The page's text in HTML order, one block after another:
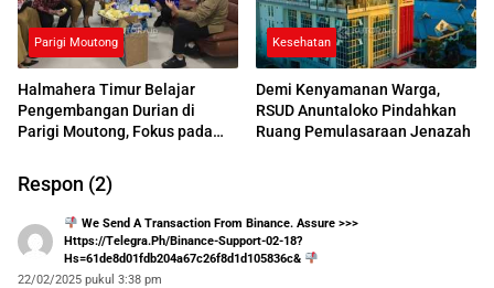
Parigi Moutong
Halmahera Timur Belajar
Pengembangan Durian di
Parigi Moutong, Fokus pada
Kesehatan
Demi Kenyamanan Warga,
RSUD Anuntaloko Pindahkan
Ruang Pemulasaraan Jenazah
Respon (2)
We Send A Transaction From Binance. Assure >>>
Https://telegra.ph/Binance-Support-02-18?
Hs=61de8d01fdb204a67c26f8d1d105836c&
22/02/2025 pukul 3:38 pm